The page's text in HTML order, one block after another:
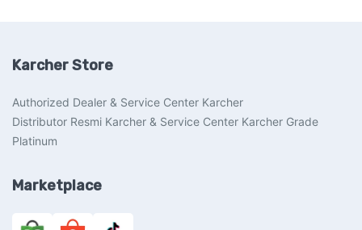
Karcher Store
Authorized Dealer & Service Center Karcher
Distributor Resmi Karcher & Service Center Karcher Grade
Platinum
Marketplace